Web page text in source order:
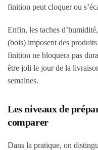
finition peut cloquer ou
Enfin, les taches
(bois) imposent des
finition ne bloquera pas
être joli le jour de la
semaines.
Les niveaux de
comparer
Dans la pratique, on